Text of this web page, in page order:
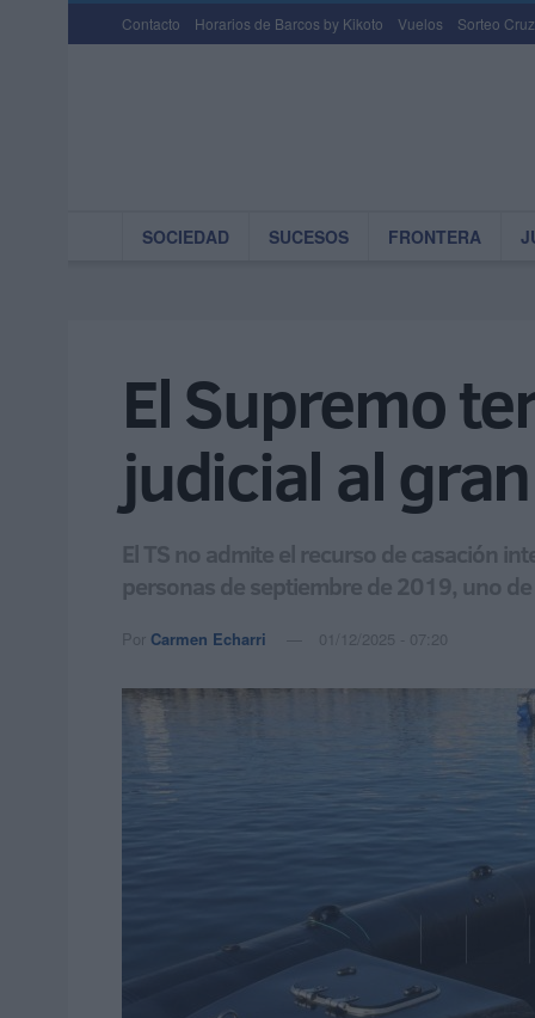
Contacto Horarios de Barcos by Kikoto Vuelos Sorteo
SOCIEDAD SUCESOS FRONTERA
El Supremo
judicial al
El TS no admite el recurso de casación
personas de septiembre de 2019, uno
Por Carmen Echarri 01/12/2025 - 07:20